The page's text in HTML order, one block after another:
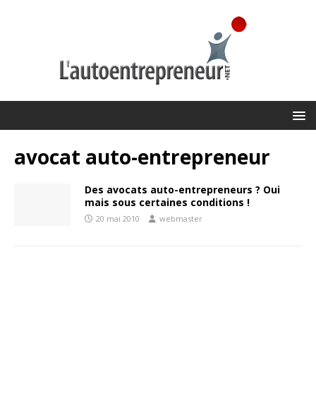
avocat auto-entrepreneur
Des avocats auto-entrepreneurs ? Oui
mais sous certaines conditions !
20 mai 2010 webmaster